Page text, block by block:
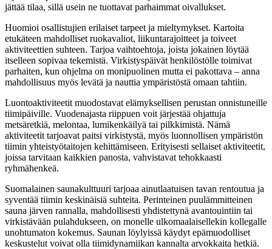
jättää tilaa, sillä usein ne tuottavat parhaimmat oivallukset.
Huomioi osallistujien erilaiset tarpeet ja mieltymykset. Kartoita
etukäteen mahdolliset ruokavaliot, liikuntarajoitteet ja toiveet
aktiviteettien suhteen. Tarjoa vaihtoehtoja, joista jokainen löytää
itselleen sopivaa tekemistä. Virkistyspäivät henkilöstölle toimivat
parhaiten, kun ohjelma on monipuolinen mutta ei pakottava – anna
mahdollisuus myös levätä ja nauttia ympäristöstä omaan tahtiin.
Luontoaktiviteetit muodostavat elämyksellisen perustan onnistuneille
tiimipäiville. Vuodenajasta riippuen voit järjestää ohjattuja
metsäretkiä, melontaa, lumikenkäilyä tai pilkkimistä. Nämä
aktiviteetit tarjoavat paitsi virkistystä, myös luonnollisen ympäristön
tiimin yhteistyötaitojen kehittämiseen. Erityisesti sellaiset aktiviteetit,
joissa tarvitaan kaikkien panosta, vahvistavat tehokkaasti
ryhmähenkeä.
Suomalainen saunakulttuuri tarjoaa ainutlaatuisen tavan rentoutua ja
syventää tiimin keskinäisiä suhteita. Perinteinen puulämmitteinen
sauna järven rannalla, mahdollisesti yhdistettynä avantouintiin tai
virkistävään pulahdukseen, on monelle ulkomaalaisellekin kollegalle
unohtumaton kokemus. Saunan löylyissä käydyt epämuodolliset
keskustelut voivat olla tiimidynamiikan kannalta arvokkaita hetkiä.